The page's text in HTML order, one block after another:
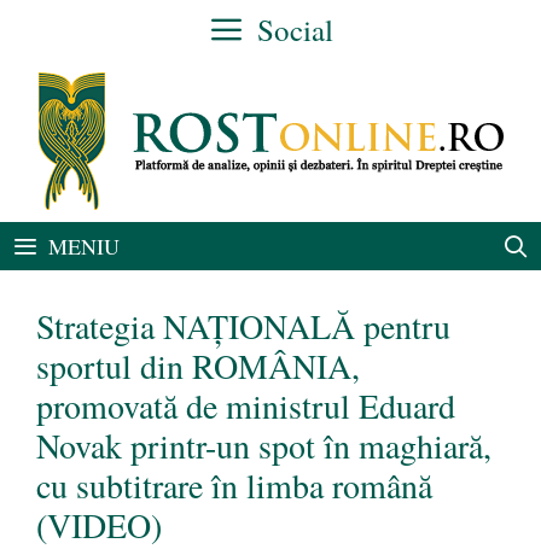
conținut
Social
MENIU
Strategia NAȚIONALĂ pentru
sportul din ROMÂNIA,
promovată de ministrul Eduard
Novak printr-un spot în maghiară,
cu subtitrare în limba română
(VIDEO)